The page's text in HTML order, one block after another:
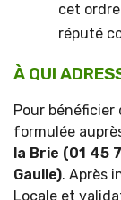
cet
réputé
À QUI
Pour
formulée
la Brie (01 45
Gaulle). Après
Locale et